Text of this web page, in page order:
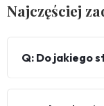
Najczęściej
Q: Do jakiego